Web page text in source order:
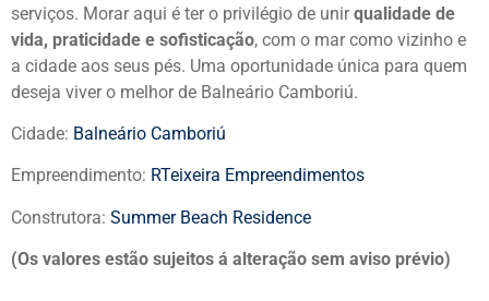
serviços. Morar aqui é ter o privilégio de unirqualidade de
vida, praticidade e sofisticação, com o mar como vizinho e
a cidade aos seus pés. Uma oportunidade única para quem
deseja viver o melhor de Balneário Camboriú.
Cidade: Balneário Camboriú
Empreendimento: RTeixeira Empreendimentos
Construtora: Summer Beach Residence
(Os valores estão sujeitos á alteração sem aviso prévio)